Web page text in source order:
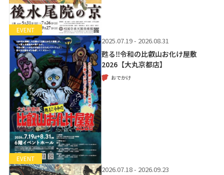
EVENT
EVENT
2025.07.19 - 2026.08.31
甦る‼令和の比叡山お化け屋敷
2026【大丸京都店】
おでかけ
2026.07.18 - 2026.09.23